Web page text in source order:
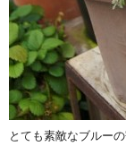
とても素敵なブルーの